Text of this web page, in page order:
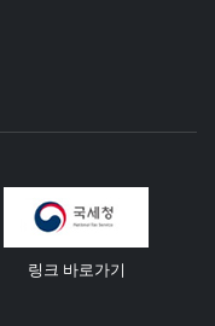
링크 바로가기